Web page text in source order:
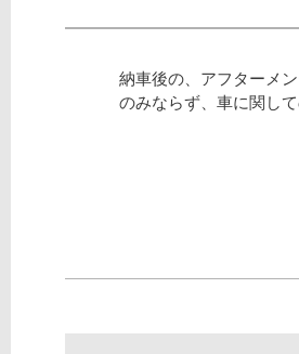
納車後の、アフターメ
のみならず、車に関し